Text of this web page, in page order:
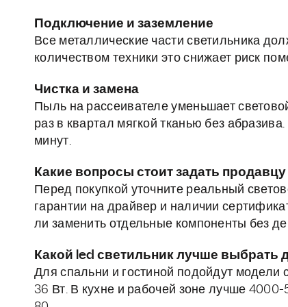
Подключение и заземление
Все металлические части светильника
количеством техники это снижает риск
Чистка и замена
Пыль на рассеивателе уменьшает
раз в квартал мягкой тканью без
минут.
Какие вопросы стоит задать продавцу
Перед покупкой уточните реальный
гарантии на драйвер и наличии
ли заменить отдельные компоненты без
Какой led светильник лучше выбрать
Для спальни и гостиной подойдут
36 Вт. В кухне и рабочей зоне лучше